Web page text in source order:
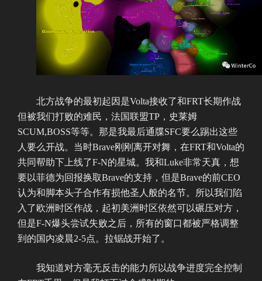
北方战争的最初起因是Volta接收了和FRT长期作战
但被我们打败的难民，法国联盟TP，史莱姆
SCUM,BOSS等等。那是我最后通牒SFC要么踢出这些
人要么开战。当时Brave刚刚离开对舞，在FRT和Volta的
共同帮助下上线了F-N的星城。我和Luke非常天真，想
要以菲德为回报换取Brave的支持，但是Brave的前CEO
认为和脚本头子合作有损他圣人般的名节。所以我们陷
入了欧洲时区作战，起初美洲时区依然可以碾压对方，
但是F-N爆头尝试失败之后，所有的窗口都被严格调整
到的国内凌晨2-5点。拉锯战开始了。
我知道对方毫无反击的能力所以战争进度完全控制